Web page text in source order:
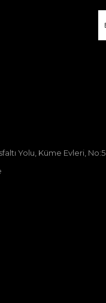
Yolu, Küme Evleri, No:5